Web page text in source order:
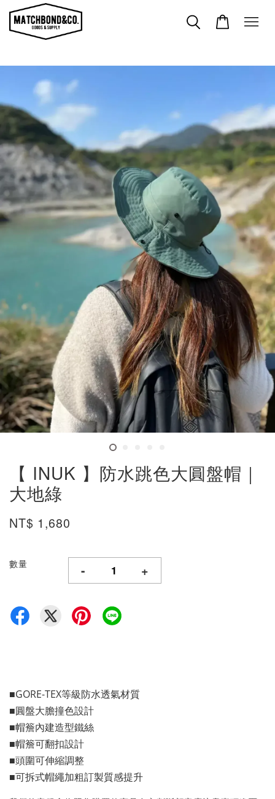
【 INUK 】防水跳色大圓盤帽｜
大地綠
NT$ 1,680
數量 - +
■GORE-TEX等級防水透氣材質
■圓盤大膽撞色設計
■帽簷內建造型鐵絲
■帽簷可翻扣設計
■頭圍可伸縮調整
■可拆式帽繩加粗訂製質感提升